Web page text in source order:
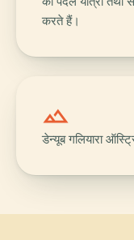
करते हैं।
landscape
डेन्यूब गलियारा